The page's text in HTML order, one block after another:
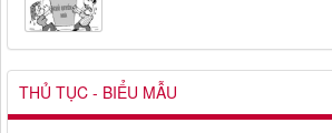
THỦ TỤC - BIỂU MẪU